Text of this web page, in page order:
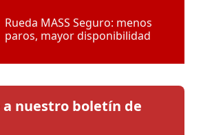
Rueda MASS Seguro: menos
paros, mayor disponibilidad
a nuestro boletín de